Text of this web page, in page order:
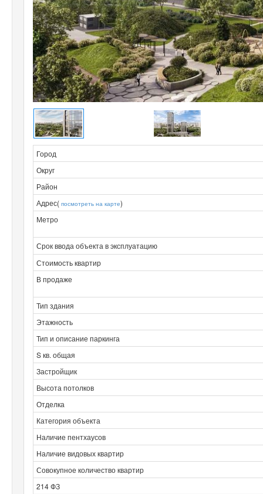
Город
Округ
Район
Адрес( посмотреть на карте)
Метро
Срок ввода объекта в эксплуатацию
Стоимость квартир
В продаже
Тип здания
Этажность
Тип и описание паркинга
S кв. общая
Застройщик
Высота потолков
Отделка
Категория объекта
Наличие пентхаусов
Наличие видовых квартир
Совокупное количество квартир
214 ФЗ